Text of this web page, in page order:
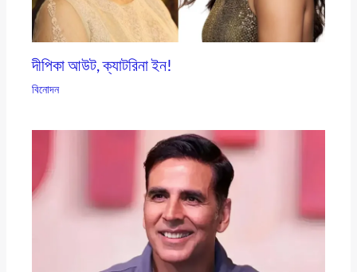
দীপিকা আউট, ক্যাটরিনা ইন!
বিনোদন